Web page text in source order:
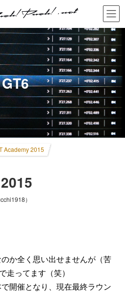
GT6
Academy 2015
）
か全く思い出せませんが（苦
走ってます（笑）
開催となり、現在最終ラウン